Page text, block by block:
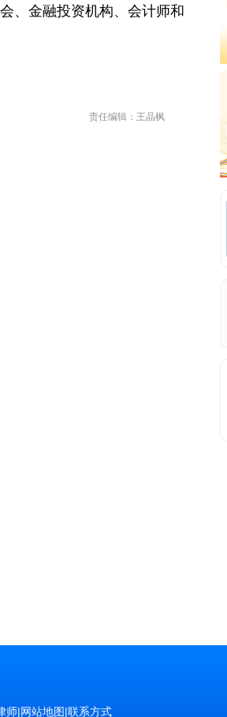
、金融投资机构、会计师和
责任编辑：王晶枫
师|网站地图|联系方式